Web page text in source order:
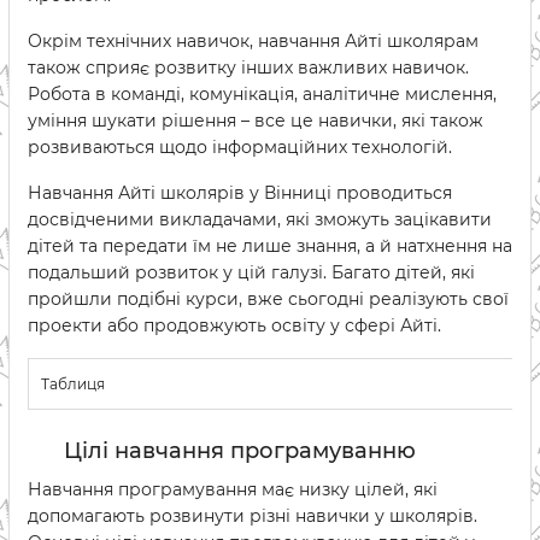
Окрім технічних навичок, навчання Айті школярам
також сприяє розвитку інших важливих навичок.
Робота в команді, комунікація, аналітичне мислення,
уміння шукати рішення – все це навички, які також
розвиваються щодо інформаційних технологій.
Навчання Айті школярів у Вінниці проводиться
досвідченими викладачами, які зможуть зацікавити
дітей та передати їм не лише знання, а й натхнення на
подальший розвиток у цій галузі. Багато дітей, які
пройшли подібні курси, вже сьогодні реалізують свої
проекти або продовжують освіту у сфері Айті.
Таблиця
Цілі навчання програмуванню
Навчання програмування має низку цілей, які
допомагають розвинути різні навички у школярів.